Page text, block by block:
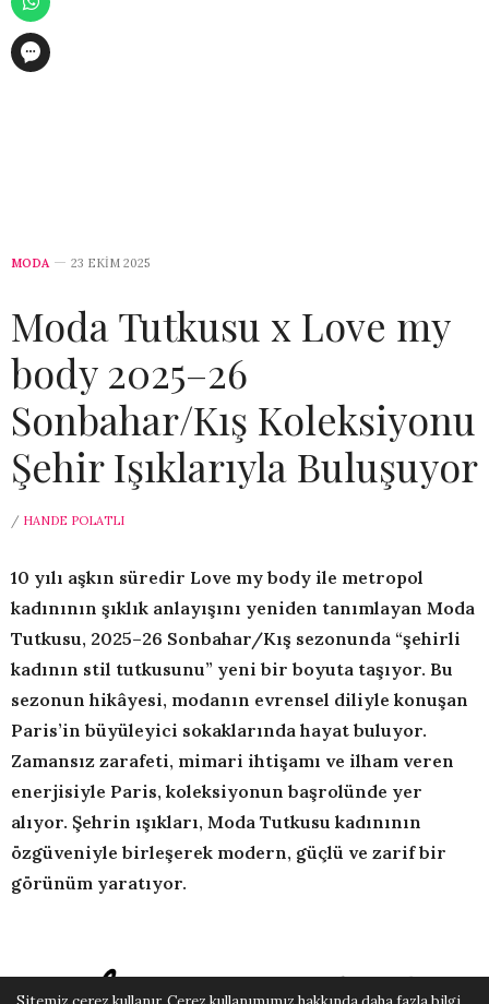
MODA 23 EKIM 2025
Moda Tutkusu x Love my
body 2025–26
Sonbahar/Kış Koleksiyonu
Şehir Işıklarıyla Buluşuyor
/ HANDE POLATLI
10 yılı aşkın süredir Love my body ile metropol
kadınının şıklık anlayışını yeniden tanımlayan Moda
Tutkusu, 2025–26 Sonbahar/Kış sezonunda “şehirli
kadının stil tutkusunu” yeni bir boyuta taşıyor. Bu
sezonun hikâyesi, modanın evrensel diliyle konuşan
Paris’in büyüleyici sokaklarında hayat buluyor.
Zamansız zarafeti, mimari ihtişamı ve ilham veren
enerjisiyle Paris, koleksiyonun başrolünde yer
alıyor. Şehrin ışıkları, Moda Tutkusu kadınının
özgüveniyle birleşerek modern, güçlü ve zarif bir
görünüm yaratıyor.